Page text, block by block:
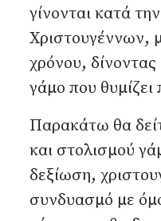
γίνονται κατά
Χριστουγέννων,
χρόνου,
γάμο που θυμίζει
Παρακάτω θα
και στολισμού
δεξίωση,
συνδυασμό με